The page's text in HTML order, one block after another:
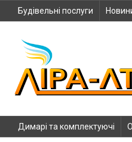
Будівельні послуги
Димарі та комплектуючі